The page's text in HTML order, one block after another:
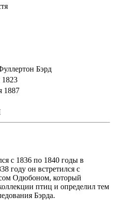
Бэрд
1823
1887
с 1836 по 1840 годы в
году он встретился с
Одюбоном, который
птиц и определил тем
Бэрда.